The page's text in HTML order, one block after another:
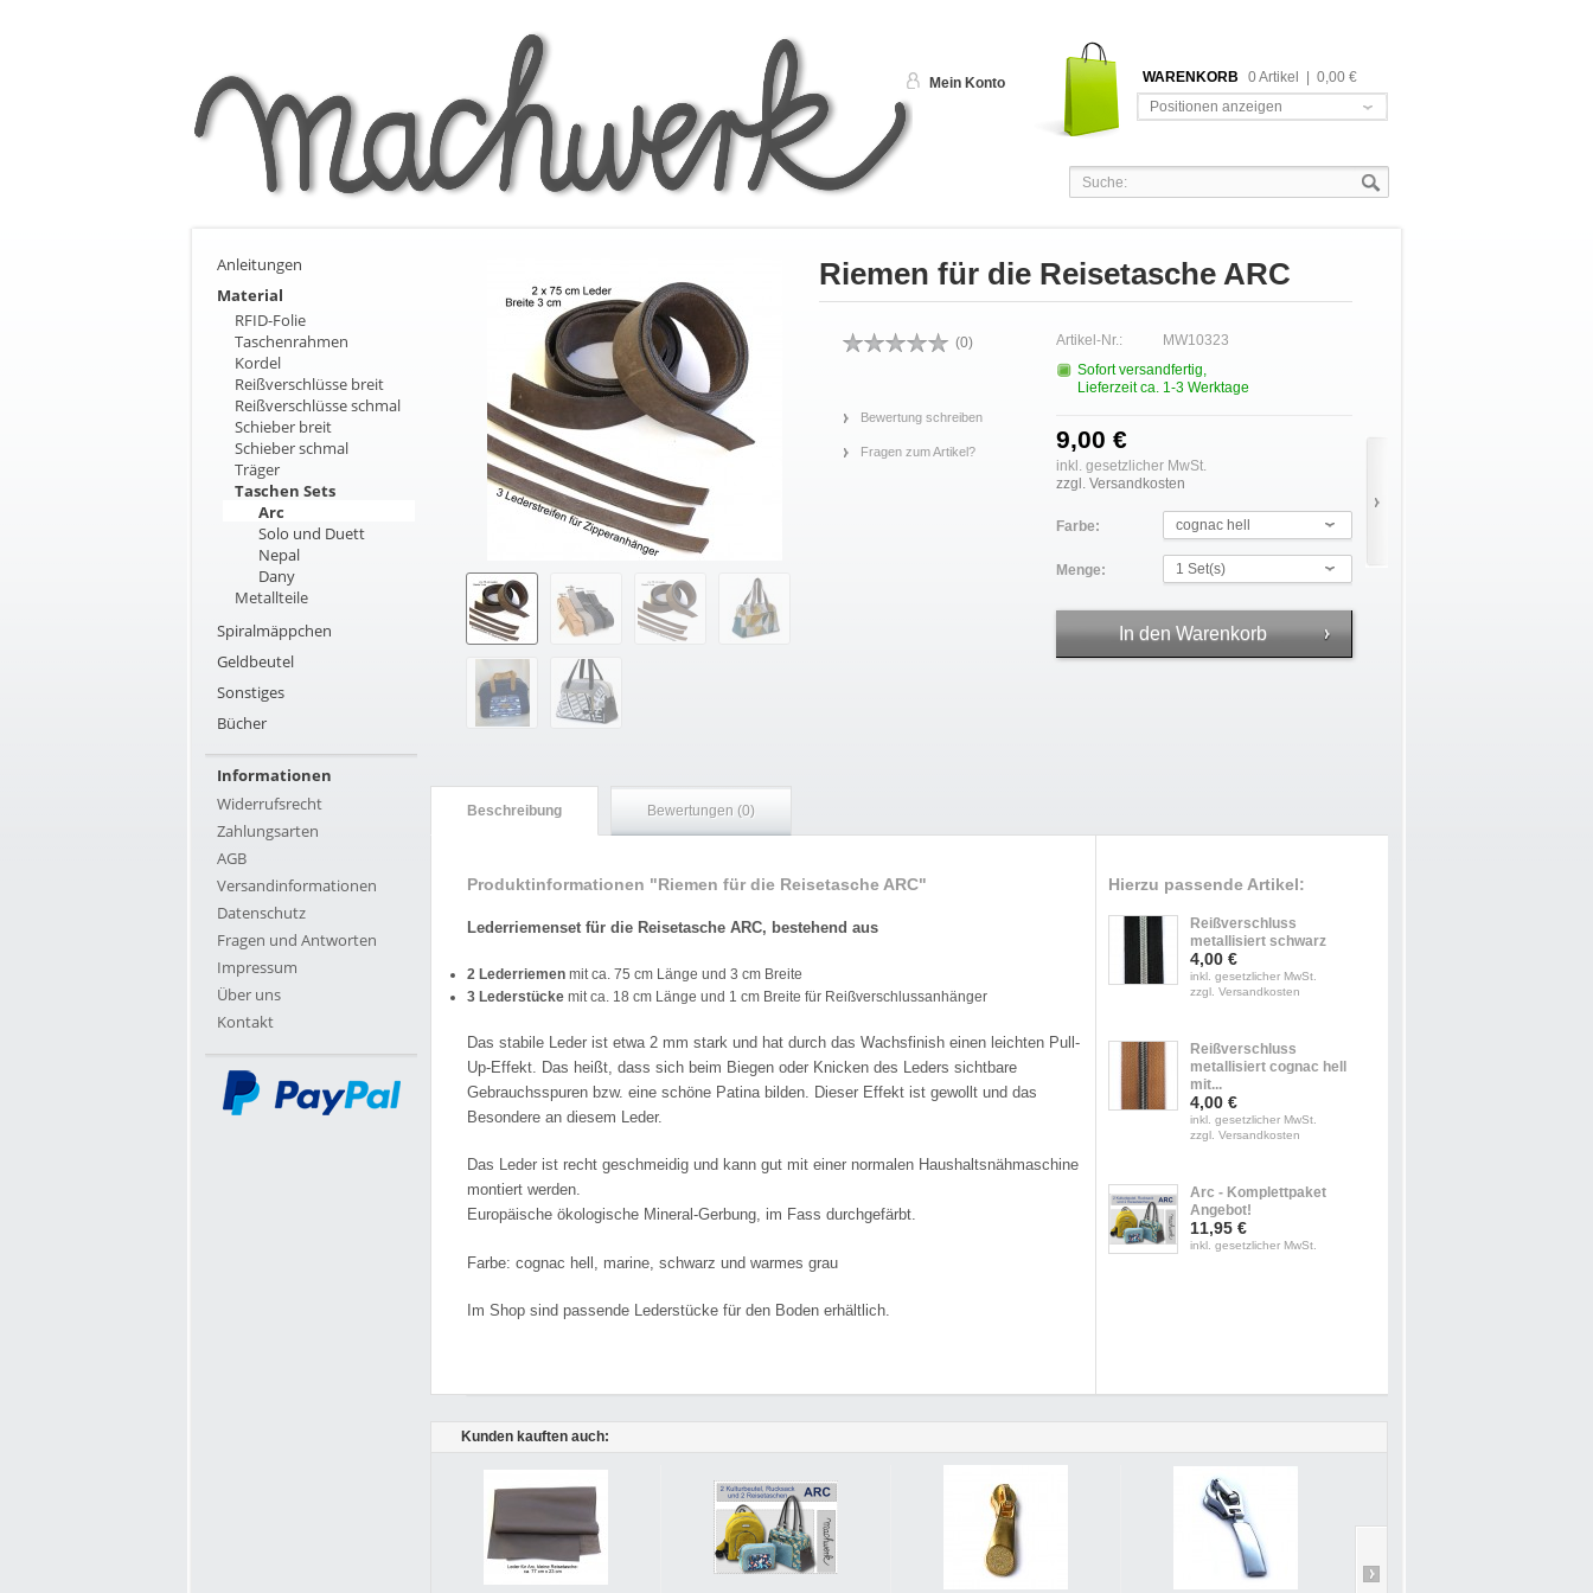
Mein Konto WARENKORB 0 Artikel
0,00 €
Positionen anzeigen
Anleitungen
Material
RFID-Folie
Taschenrahmen
Kordel
Reißverschlüsse breit
Reißverschlüsse schmal
Schieber breit
Schieber schmal
Träger
Taschen Sets
Arc
Solo und Duett
Nepal
Dany
Metallteile
Spiralmäppchen
Geldbeutel
Sonstiges
Bücher
Informationen
Widerrufsrecht
Zahlungsarten
AGB
Versandinformationen
Datenschutz
Fragen und Antworten
Impressum
Über uns
Kontakt
Riemen für die Reisetasche ARC
(0)
Bewertung schreiben
Fragen zum Artikel?
Artikel-Nr.:
MW10323
Sofort versandfertig,
Lieferzeit ca. 1-3 Werktage
9,00 €
inkl. gesetzlicher MwSt.
zzgl. Versandkosten
Farbe: cognac hell
Menge: 1 Set(s)
Beschreibung Bewertungen (0)
Produktinformationen "Riemen für die Reisetasche ARC"
Lederriemenset für die Reisetasche ARC, bestehend aus
2 Lederriemen mit ca. 75 cm Länge und 3 cm Breite
3 Lederstücke mit ca. 18 cm Länge und 1 cm Breite für Reißverschlussanhänger
Das stabile Leder ist etwa 2 mm stark und hat durch das Wachsfinish einen leichten Pull-
Up-Effekt. Das heißt, dass sich beim Biegen oder Knicken des Leders sichtbare
Gebrauchsspuren bzw. eine schöne Patina bilden. Dieser Effekt ist gewollt und das
Besondere an diesem Leder.
Das Leder ist recht geschmeidig und kann gut mit einer normalen Haushaltsnähmaschine
montiert werden.
Europäische ökologische Mineral-Gerbung, im Fass durchgefärbt.
Farbe: cognac hell, marine, schwarz und warmes grau
Im Shop sind passende Lederstücke für den Boden erhältlich.
Hierzu passende Artikel:
Reißverschluss
metallisiert schwarz
4,00 €
inkl. gesetzlicher MwSt.
zzgl. Versandkosten
Reißverschluss
metallisiert cognac hell
mit...
4,00 €
inkl. gesetzlicher MwSt.
zzgl. Versandkosten
Arc - Komplettpaket
Angebot!
11,95 €
inkl. gesetzlicher MwSt.
Kunden kauften auch: